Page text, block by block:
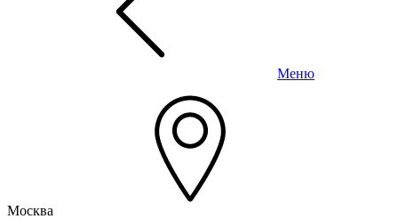
Меню
Москва